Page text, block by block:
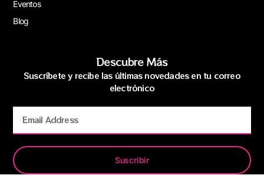
Eventos
Blog
Descubre Más
Suscríbete y recibe las últimas novedades en tu correo
electrónico
Suscribir